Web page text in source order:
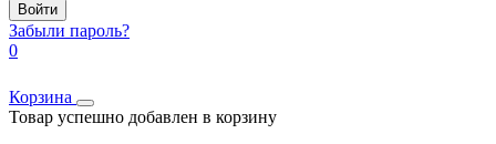
Войти
Забыли пароль?
0
Корзина
Товар успешно добавлен в корзину